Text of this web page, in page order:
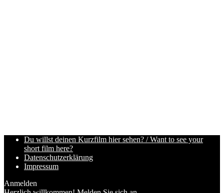
Du willst deinen Kurzfilm hier sehen? / Want to see your
short film here?
Datenschutzerklärung
Impressum
Anmelden